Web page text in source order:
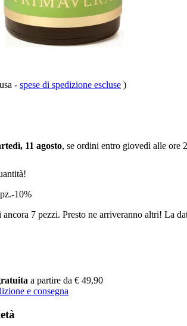
- spese di spedizione escluse )
11 agosto, se ordini entro giovedì alle ore
-10%
7 pezzi. Presto ne arriveranno altri! La
a partire da € 49,90
e consegna